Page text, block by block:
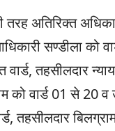
तरह अतिरिक्त
सण्डीला
तहसीलदार
को वार्ड 01 से 20
तहसीलदार